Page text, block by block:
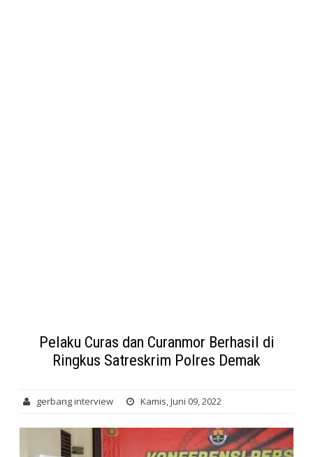
Pelaku Curas dan Curanmor Berhasil di
Ringkus Satreskrim Polres Demak
gerbang interview Kamis, Juni 09, 2022